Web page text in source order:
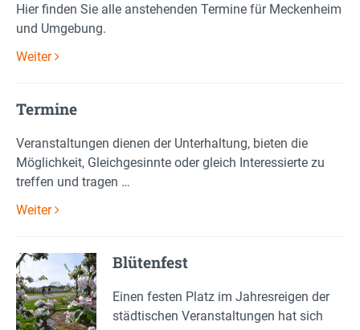
Hier finden Sie alle anstehenden Termine für Meckenheim
und Umgebung.
Weiter
Termine
Veranstaltungen dienen der Unterhaltung, bieten die
Möglichkeit, Gleichgesinnte oder gleich Interessierte zu
treffen und tragen …
Weiter
Blütenfest
Einen festen Platz im Jahresreigen der
städtischen Veranstaltungen hat sich